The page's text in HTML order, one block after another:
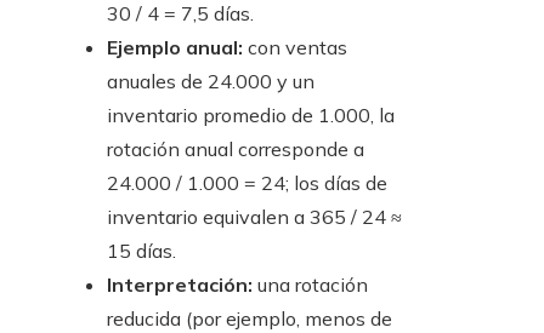
30 / 4 = 7,5 días.
Ejemplo anual: con ventas
anuales de 24.000 y un
inventario promedio de 1.000, la
rotación anual corresponde a
24.000 / 1.000 = 24; los días de
inventario equivalen a 365 / 24 ≈
15 días.
Interpretación: una rotación
reducida (por ejemplo, menos de